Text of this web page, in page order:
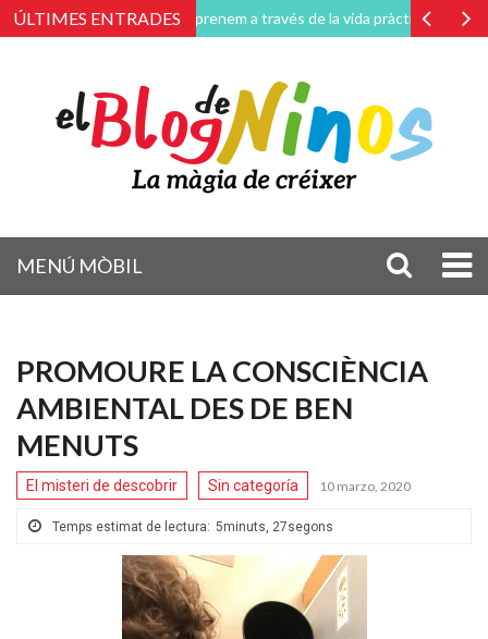
ÚLTIMES ENTRADESAprenem a través de la vida pràctica i quotidiana
MENÚ MÒBIL
PROMOURE LA CONSCIÈNCIA
AMBIENTAL DES DE BEN
MENUTS
El misteri de descobrir Sin categoría 10 marzo, 2020
Temps estimat de lectura: 5minuts, 27segons